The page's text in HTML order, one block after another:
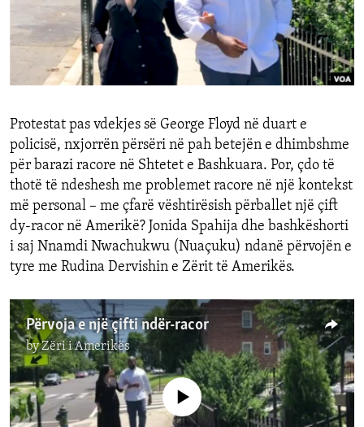
INTERVISTA
DITARI
Protestat pas vdekjes së George Floyd në duart e
policisë, nxjorrën përsëri në pah betejën e dhimbshme
për barazi racore në Shtetet e Bashkuara. Por, çdo të
thotë të ndeshesh me problemet racore në një kontekst
më personal – me çfarë vështirësish përballet një çift
dy-racornë Amerikë? Jonida Spahija dhe bashkëshorti
i saj Nnamdi Nwachukwu (Nuaçuku) ndanë përvojën e
tyre me Rudina Dervishin e Zërit të Amerikës.
Përvoja e një çifti ndër-racor
byZëri i Amerikës
No media source currently available